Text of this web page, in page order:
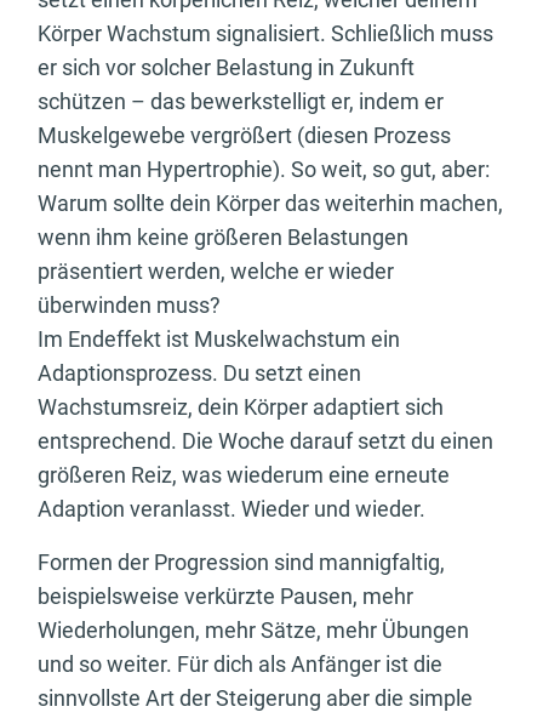
Körper Wachstum signalisiert. Schließlich muss
er sich vor solcher Belastung in Zukunft
schützen – das bewerkstelligt er, indem er
Muskelgewebe vergrößert (diesen Prozess
nennt man Hypertrophie). So weit, so gut, aber:
Warum sollte dein Körper das weiterhin machen,
wenn ihm keine größeren Belastungen
präsentiert werden, welche er wieder
überwinden muss?
Im Endeffekt ist Muskelwachstum ein
Adaptionsprozess. Du setzt einen
Wachstumsreiz, dein Körper adaptiert sich
entsprechend. Die Woche darauf setzt du einen
größeren Reiz, was wiederum eine erneute
Adaption veranlasst. Wieder und wieder.
Formen der Progression sind mannigfaltig,
beispielsweise verkürzte Pausen, mehr
Wiederholungen, mehr Sätze, mehr Übungen
und so weiter. Für dich als Anfänger ist die
sinnvollste Art der Steigerung aber die simple